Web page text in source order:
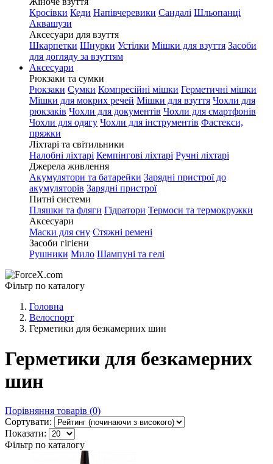
Кросівки Кеди Напівчеревики Сандалі Шльопанці
Аквашузи
Аксесуари для взуття
Шкарпетки Шнурки Устілки Мішки для взуття Засоби
для догляду за взуттям
Аксесуари
Рюкзаки та сумки
Рюкзаки Сумки Компресійні мішки Герметичні мішки
Мішки для мокрих речей Мішки для взуття Чохли для
рюкзаків Чохли для документів Чохли для смартфонів
Чохли для одягу Чохли для інструментів Фастекси,
пряжки
Ліхтарі та світильники
Налобні ліхтарі Кемпінгові ліхтарі Ручні ліхтарі
Джерела живлення
Акумулятори та батарейки Зарядні пристрої до
акумуляторів Зарядні пристрої
Питні системи
Пляшки та фляги Гідратори Термоси та термокружки
Аксесуари
Маски для сну Стяжні ремені
Засоби гігієни
Рушники Мило Шампуні та гелі
Фільтр по каталогу
Головна
Велоспорт
Герметики для безкамерних шин
Герметики для безкамерних
шин
Порівняння товарів (0)
Сортувати:
Показати:
Фільтр по каталогу